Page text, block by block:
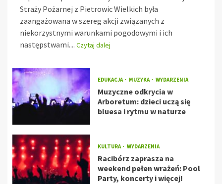
Straży Pożarnej z Pietrowic Wielkich była
zaangażowana w szereg akcji związanych z
niekorzystnymi warunkami pogodowymi i ich
następstwami.... Czytaj dalej
EDUKACJA MUZYKA WYDARZENIA
Muzyczne odkrycia w
Arboretum: dzieci uczą się
bluesa i rytmu w naturze
KULTURA WYDARZENIA
Racibórz zaprasza na
weekend pełen wrażeń: Pool
Party, koncerty i więcej!